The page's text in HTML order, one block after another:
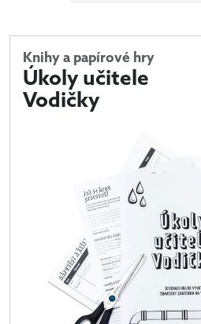
Knihy a papírové hry
Úkoly učitele
Vodičky